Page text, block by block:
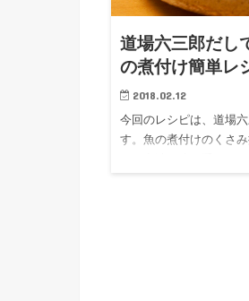
道場六三郎だし
の煮付け簡単レ
2018.02.12
今回のレシピは、道場
す。魚の煮付けのくさ